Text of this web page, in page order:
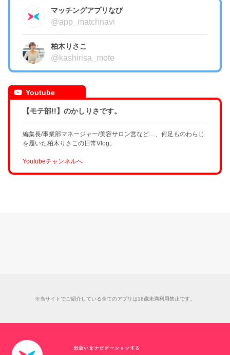
マッチングアプリなび
@app_matchnavi
柏木りさこ
@kashirisa_mote
Youtube
【モテ部!!】のかしりさです。
編集長/事業部マネージャー/美容サロン営など…、何足ものわらじ
を履いた柏木りさこの日常Vlog。
Youtubeチャンネルへ
※当サイトでご紹介している全てのアプリは18歳未満利用禁止です。